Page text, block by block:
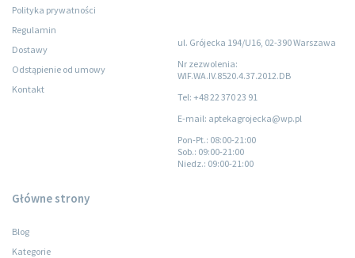
Polityka prywatności
Regulamin
Dostawy
Odstąpienie od umowy
Kontakt
ul. Grójecka 194/U16, 02-390 Warszawa
Nr zezwolenia:
WIF.WA.IV.8520.4.37.2012.DB
Tel: +48 22 370 23 91
E-mail: aptekagrojecka@wp.pl
Pon-Pt.: 08:00-21:00
Sob.: 09:00-21:00
Niedz.: 09:00-21:00
Główne strony
Blog
Kategorie